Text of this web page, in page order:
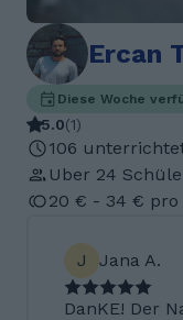
Ercan
Diese Woche
5.0(1)
106
Uber 24
20 € - 34 € pro
J Jana A.
DanKE! Der